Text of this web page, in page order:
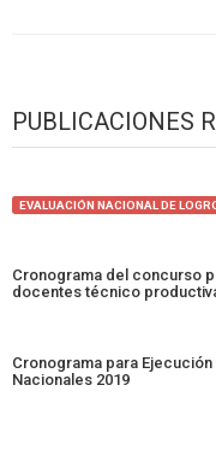
PUBLICACIONES
EVALUACIÓN NACIONAL DE
Cronograma del concurso
docentes técnico
Cronograma para
Nacionales 2019